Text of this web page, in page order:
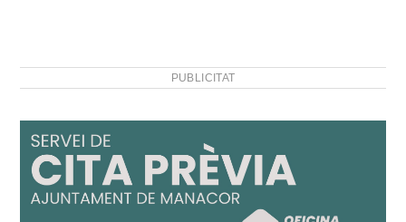
PUBLICITAT